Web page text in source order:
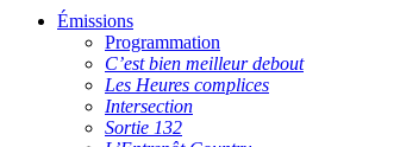
Émissions
Programmation
C’est bien meilleur debout
Les Heures complices
Intersection
Sortie 132